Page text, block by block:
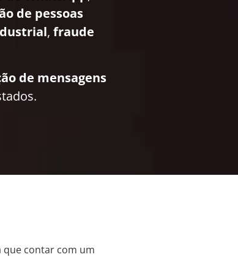
de pessoas
, fraude
de mensagens
que contar com um